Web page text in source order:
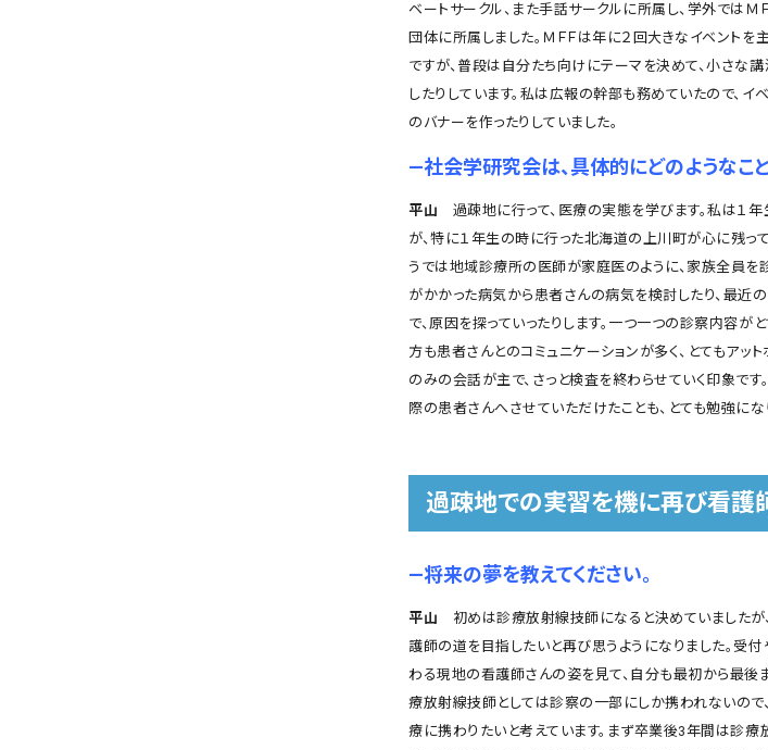
ベートサークル、また手話サークルに所属し、学外ではＭ
団体に所属しました。ＭＦＦは年に２回大きなイベント
ですが、普段は自分たち向けにテーマを決めて、小さな講
したりしています。私は広報の幹部も務めていたので、イ
のバナーを作ったりしていました。
―社会学研究会は、具体的にどのようなこ
平山 過疎地に行って、医療の実態を学びます。私は１
が、特に１年生の時に行った北海道の上川町が心に残っ
うでは地域診療所の医師が家庭医のように、家族全員を
がかかった病気から患者さんの病気を検討したり、最近
で、原因を探っていったりします。一つ一つの診察内容が
方も患者さんとのコミュニケーションが多く、とてもアッ
のみの会話が主で、さっと検査を終わらせていく印象です
際の患者さんへさせていただけたことも、とても勉強にな
過疎地での実習を機に再び看護
―将来の夢を教えてください。
平山 初めは診療放射線技師になると決めていましたが
護師の道を目指したいと再び思うようになりました。受
わる現地の看護師さんの姿を見て、自分も最初から最後
療放射線技師としては診察の一部にしか携われないの
療に携わりたいと考えています。まず卒業後3年間は診